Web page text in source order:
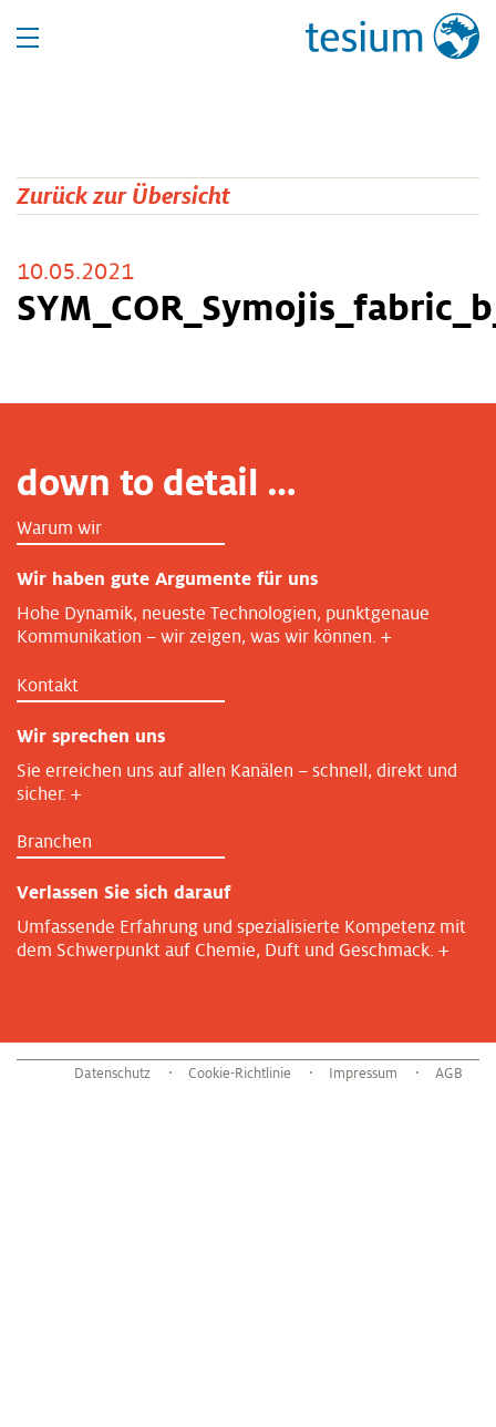
Zurück zur Übersicht
10.05.2021
down to detail …
Warum wir
Wir haben gute Argumente für uns
Hohe Dynamik, neueste Technologien, punktgenaue
Kommunikation – wir zeigen, was wir können. +
Kontakt
Wir sprechen uns
Sie erreichen uns auf allen Kanälen – schnell, direkt und
sicher. +
Branchen
Verlassen Sie sich darauf
Umfassende Erfahrung und spezialisierte Kompetenz mit
dem Schwerpunkt auf Chemie, Duft und Geschmack. +
Datenschutz Cookie-Richtlinie Impressum AGB